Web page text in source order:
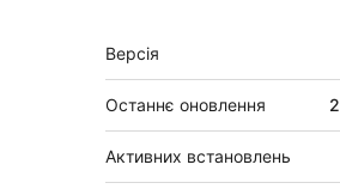
Мета
Версія
Останнє оновлення
Активних встановлень